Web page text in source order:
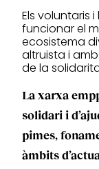
Els voluntaris
funcionar el
ecosistema
altruista i
de la
La xarxa
solidari i
pimes,
àmbits